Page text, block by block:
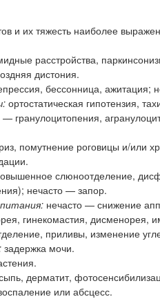
и их тяжесть наиболее
расстройства,
дистония.
бессонница, ажитация;
ортостатическая гипотензия,
— гранулоцитопения,
помутнение роговицы и/или
слюноотделение,
нечасто — запор.
нечасто — снижение
гинекомастия,
приливы, изменение
задержка мочи.
дерматит,
или абсцесс.